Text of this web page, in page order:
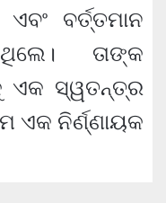
ବର୍ତ୍ତମାନ
ତାଙ୍କ
ଏକ ସ୍ୱତନ୍ତ୍ର
ଏକ ନିର୍ଣ୍ଣାୟକ